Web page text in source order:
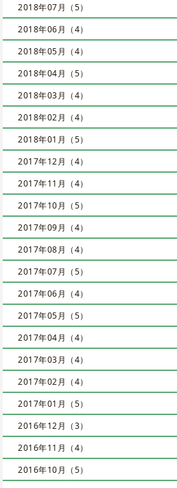
2018年07月（5）
2018年06月（4）
2018年05月（4）
2018年04月（5）
2018年03月（4）
2018年02月（4）
2018年01月（5）
2017年12月（4）
2017年11月（4）
2017年10月（5）
2017年09月（4）
2017年08月（4）
2017年07月（5）
2017年06月（4）
2017年05月（5）
2017年04月（4）
2017年03月（4）
2017年02月（4）
2017年01月（5）
2016年12月（3）
2016年11月（4）
2016年10月（5）